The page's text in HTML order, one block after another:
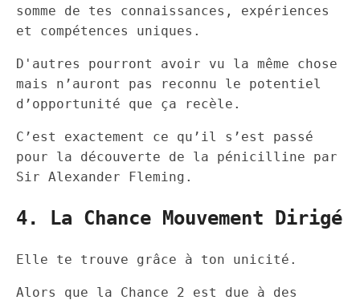
somme de tes connaissances, expériences
et compétences uniques.
D'autres pourront avoir vu la même chose
mais n’auront pas reconnu le potentiel
d’opportunité que ça recèle.
C’est exactement ce qu’il s’est passé
pour la découverte de la pénicilline par
Sir Alexander Fleming.
4. La Chance Mouvement Dirigé
Elle te trouve grâce à ton unicité.
Alors que la Chance 2 est due à des